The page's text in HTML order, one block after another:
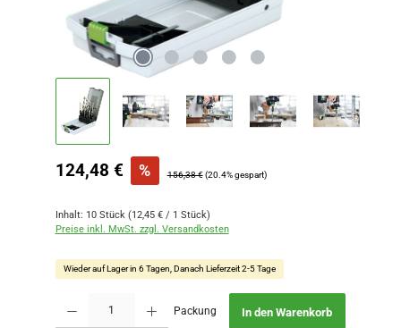
Verkaufspreis:
124,48 € % Regulärer Preis:
156,38 € (20.4% gespart)
Inhalt: 10 Stück (12,45 € / 1 Stück)
Preise inkl. MwSt. zzgl. Versandkosten
Wieder auf Lager in 6 Tagen, Danach Lieferzeit 2-5 Tage
Packung In den Warenkorb